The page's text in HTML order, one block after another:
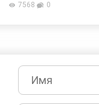
7568 0